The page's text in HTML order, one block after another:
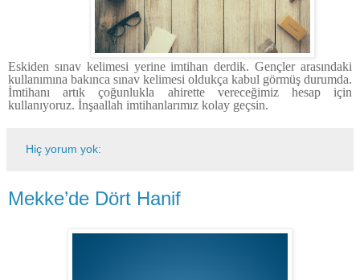
Eskiden sınav kelimesi yerine imtihan derdik. Gençler arasındaki
kullanımına bakınca sınav kelimesi oldukça kabul görmüş durumda.
İmtihanı artık çoğunlukla ahirette vereceğimiz hesap için
kullanıyoruz. İnşaallah imtihanlarımız kolay geçsin.
Hiç yorum yok:
Mekke’de Dört Hanif